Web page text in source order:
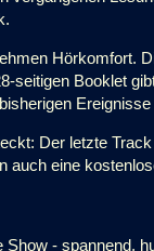
Hörkomfort.
seitigen Booklet
Der letzte
auch eine
- spannend,